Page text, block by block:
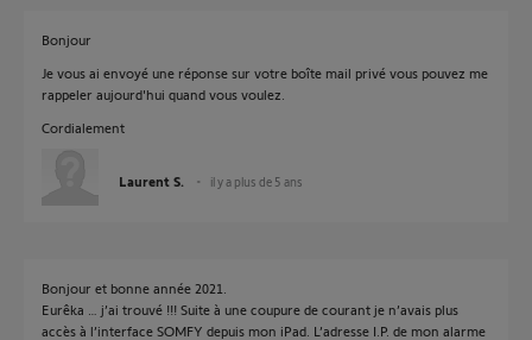
Bonjour
Je vous ai envoyé une réponse sur votre boîte mail privé vous pouvez me
rappeler aujourd'hui quand vous voulez.
Cordialement
Laurent S. il y a plus de 5 ans
Bonjour et bonne année 2021.
Eurêka … j’ai trouvé !!! Suite à une coupure de courant je n’avais plus
accès à l’interface SOMFY depuis mon iPad. L’adresse I.P. de mon alarme